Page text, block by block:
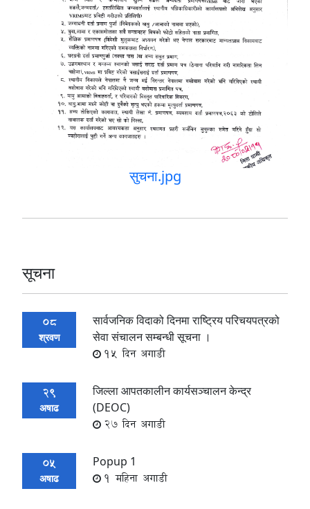
सुचना.jpg
सूचना
08
श्रवण
सार्वजनिक विदाको दिनमा राष्ट्रिय परिचयपत्रको
सेवा संचालन सम्बन्धी सूचना ।
15 दिन अगाडी
29
अषाढ
जिल्ला आपतकालीन कार्यसञ्चालन केन्द्र
(DEOC)
27 दिन अगाडी
05
अषाढ
Popup 1
1 महिना अगाडी